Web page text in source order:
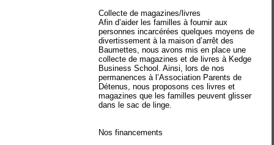
Collecte de magazines/livres
Afin d’aider les familles à fournir aux
personnes incarcérées quelques moyens de
divertissement à la maison d’arrêt des
Baumettes, nous avons mis en place une
collecte de magazines et de livres à Kedge
Business School. Ainsi, lors de nos
permanences à l’Association Parents de
Détenus, nous proposons ces livres et
magazines que les familles peuvent glisser
dans le sac de linge.
Nos financements